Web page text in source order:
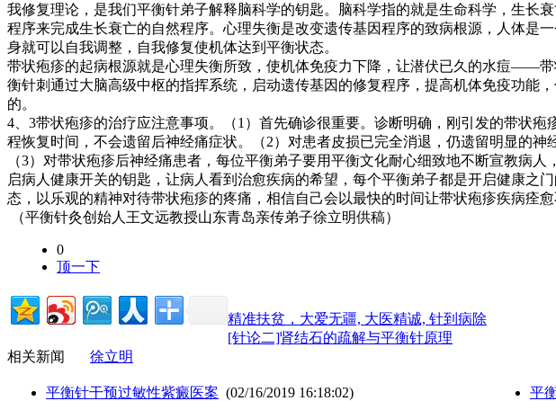
我修复理论，是我们平衡针弟子解释脑科学的钥匙。脑科学指的就是生命科学，生长
程序来完成生长衰亡的自然程序。心理失衡是改变遗传基因程序的致病根源，人体是
身就可以自我调整，自我修复使机体达到平衡状态。
带状疱疹的起病根源就是心理失衡所致，使机体免疫力下降，让潜伏已久的水痘——
衡针刺通过大脑高级中枢的指挥系统，启动遗传基因的修复程序，提高机体免疫功能
的。
4、3带状疱疹的治疗应注意事项。（1）首先确诊很重要。诊断明确，刚引发的带状
程恢复时间，不会遗留后神经痛症状。（2）对患者皮损已完全消退，仍遗留明显的神
（3）对带状疱疹后神经痛患者，每位平衡弟子要用平衡文化耐心细致地不断宣教病
启病人健康开关的钥匙，让病人看到治愈疾病的希望，每个平衡弟子都是开启健康之
态，以乐观的精神对待带状疱疹的疼痛，相信自己会以最快的时间让带状疱疹疾病痊愈
（平衡针灸创始人王文远教授山东青岛亲传弟子徐立明供稿）
0
顶一下
精准扶贫，大爱无疆, 大医精诚, 针到病除
[针论二]肾结石的疏解与平衡针原理
相关新闻
徐立明
平衡针干预过敏性紫癜医案 (02/16/2019 16:18:02)
平